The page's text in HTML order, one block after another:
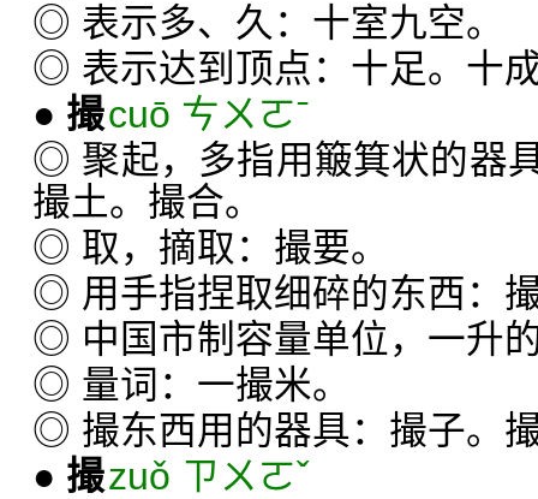
◎ 表示多、久：十室九空。
◎ 表示达到顶点：十足。十
● 撮cuō ㄘㄨㄛˉ
◎ 聚起，多指用簸箕状的器
撮土。撮合。
◎ 取，摘取：撮要。
◎ 用手指捏取细碎的东西：
◎ 中国市制容量单位，一升
◎ 量词：一撮米。
◎ 撮东西用的器具：撮子。
● 撮zuǒ ㄗㄨㄛˇ